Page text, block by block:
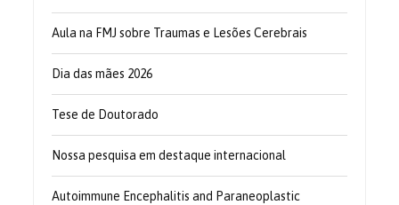
Aula na FMJ sobre Traumas e Lesões Cerebrais
Dia das mães 2026
Tese de Doutorado
Nossa pesquisa em destaque internacional
Autoimmune Encephalitis and Paraneoplastic